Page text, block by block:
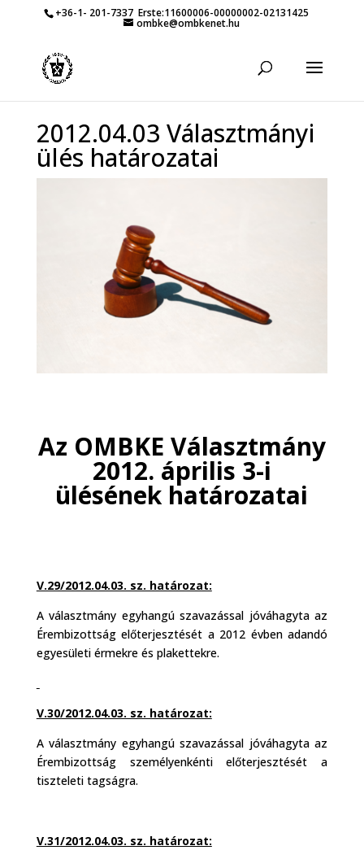
+36-1- 201-7337 Erste:11600006-00000002-02131425
ombke@ombkenet.hu
2012.04.03 Választmányi
ülés határozatai
Az OMBKE Választmány
2012. április 3-i
ülésének határozatai
V.29/2012.04.03. sz. határozat:
A választmány egyhangú szavazással jóváhagyta az
Érembizottság előterjesztését a 2012 évben adandó
egyesületi érmekre és plakettekre.
V.30/2012.04.03. sz. határozat:
A választmány egyhangú szavazással jóváhagyta az
Érembizottság személyenkénti előterjesztését a
tiszteleti tagságra.
V.31/2012.04.03. sz. határozat: